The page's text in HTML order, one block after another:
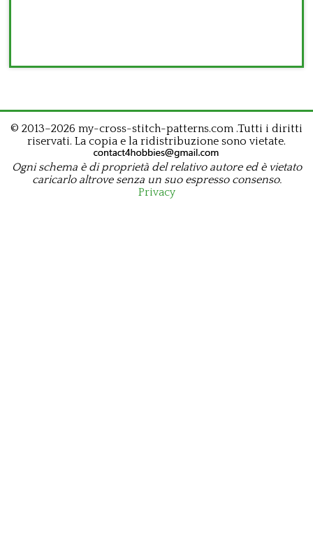
© 2013–2026 my-cross-stitch-patterns.com .Tutti i diritti
riservati. La copia e la ridistribuzione sono vietate.
Ogni schema è di proprietà del relativo autore ed è vietato
caricarlo altrove senza un suo espresso consenso.
Privacy